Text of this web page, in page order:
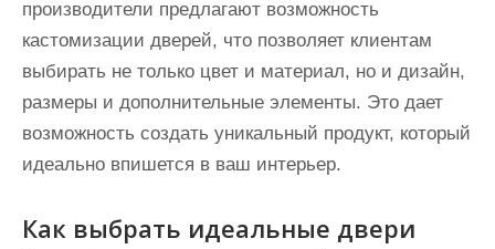
производители предлагают возможность
кастомизации дверей, что позволяет клиентам
выбирать не только цвет и материал, но и дизайн,
размеры и дополнительные элементы. Это дает
возможность создать уникальный продукт, который
идеально впишется в ваш интерьер.
Как выбрать идеальные двери